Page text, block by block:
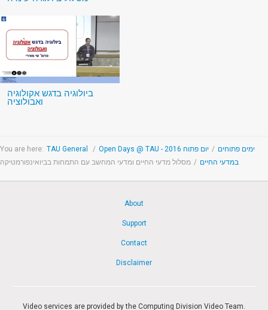
ביולוגיה בדגש אקולוגיה
ואבולוציה
You are here: TAU General / Open Days @ TAU - ימים פתוחים /
יום פתוח 2016
במדעי החיים / מסלול מדעי החיים ומדעי המחשב עם התמחות בביואינפורמטיקה
About
Support
Contact
Disclaimer
Video services are provided by the Computing Division Video Team.